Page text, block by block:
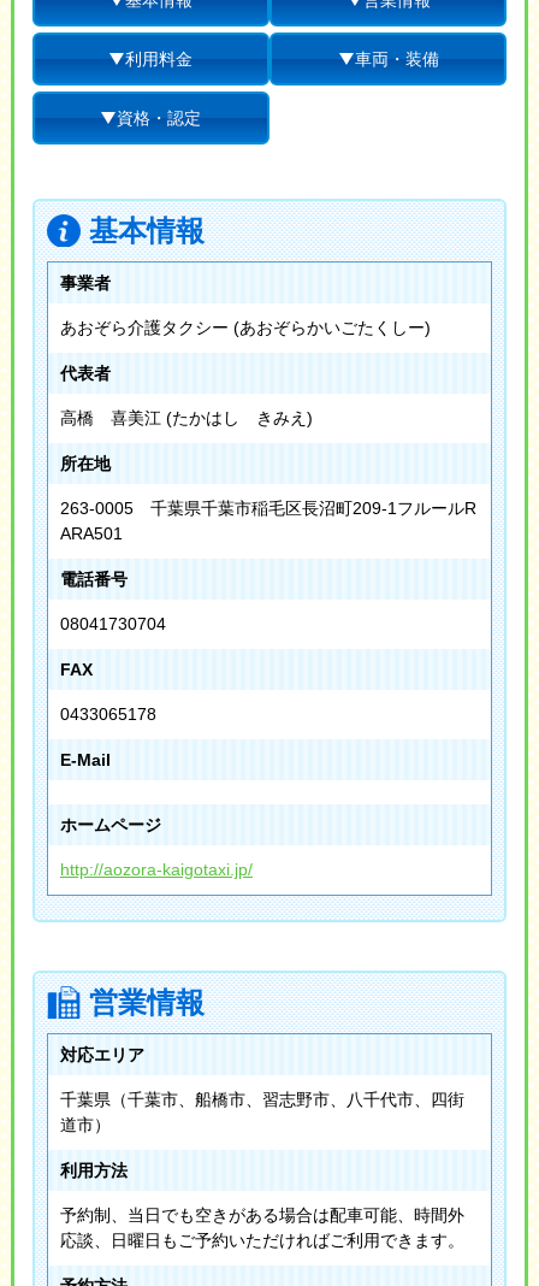
利用料金 車両・装備
資格・認定
基本情報
事業者
あおぞら介護タクシー (あおぞらかいごたくしー)
代表者
高橋 喜美江 (たかはし きみえ)
所在地
263-0005 千葉県千葉市稲毛区長沼町209-1フルールR
ARA501
電話番号
08041730704
FAX
0433065178
E-Mail
ホームページ
http://aozora-kaigotaxi.jp/
営業情報
対応エリア
千葉県（千葉市、船橋市、習志野市、八千代市、四街
道市）
利用方法
予約制、当日でも空きがある場合は配車可能、時間外
応談、日曜日もご予約いただければご利用できます。